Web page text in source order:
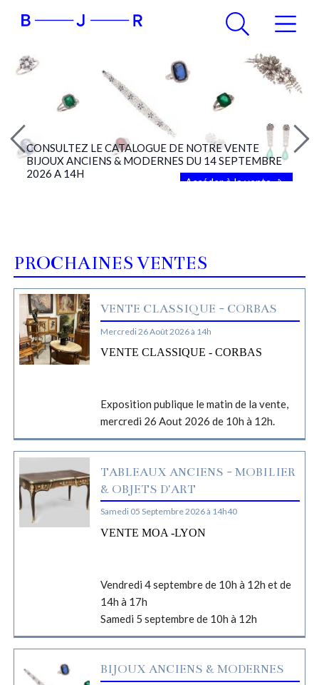
CONSULTEZ LE CATALOGUE DE NOTRE VENTE
BIJOUX ANCIENS & MODERNES DU 14 SEPTEMBRE
2026 A 14H
Accéder à la vente
PROCHAINES VENTES
VENTE CLASSIQUE - CORBAS
Mercredi 26 Août 2026 à 14h
VENTE CLASSIQUE - CORBAS
Exposition publique le matin de la vente,
mercredi 26 Aout 2026 de 10h à 12h.
TABLEAUX ANCIENS - MOBILIER
& OBJETS D'ART
Samedi 05 Septembre 2026 à 14h40
VENTE MOA -LYON
Vendredi 4 septembre de 10h à 12h et de
14h à 17h
Samedi 5 septembre de 10h à 12h
BIJOUX ANCIENS & MODERNES